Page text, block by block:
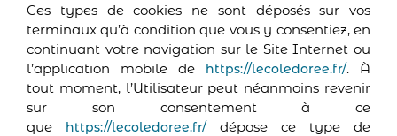
Ces types de cookies ne sont déposés sur vos
terminaux qu’à condition que vous y consentiez, en
continuant votre navigation sur le Site Internet ou
l’application mobile de https://lecoledoree.fr/. À
tout moment, l’Utilisateur peut néanmoins revenir
sur son consentement à ce
que https://lecoledoree.fr/dépose ce type de